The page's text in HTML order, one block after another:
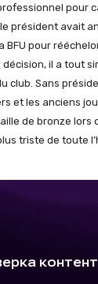
pour
le président avait
BFU pour
il a tout
club. Sans
et les anciens
de bronze lors
triste de toute